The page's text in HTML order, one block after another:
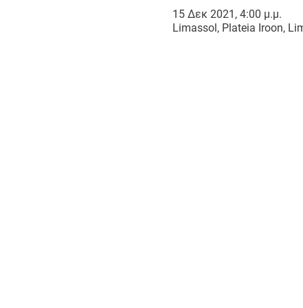
15 Δεκ 2021, 4:00 μ.μ.
Limassol, Plateia Iroon,